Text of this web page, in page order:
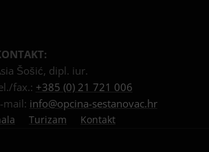
Šošić, dipl. iur.
fax.: +385 (0) 21 721 006
mail: info@opcina-sestanovac.hr
Turizam Kontakt